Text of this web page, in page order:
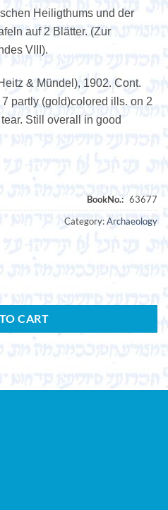
Heiligthums und der
auf 2 Blätter. (Zur
VIII).
& Mündel), 1902. Cont.
partly (gold)colored ills. on 2
Still overall in good
Category:Archaeology
CART